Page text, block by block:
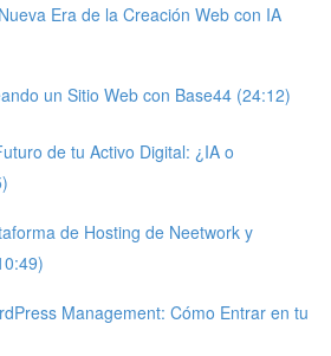
Era de la Creación Web con IA
un Sitio Web con Base44 (24:12)
de tu Activo Digital: ¿IA o
de Hosting de Neetwork y
Management: Cómo Entrar en tu